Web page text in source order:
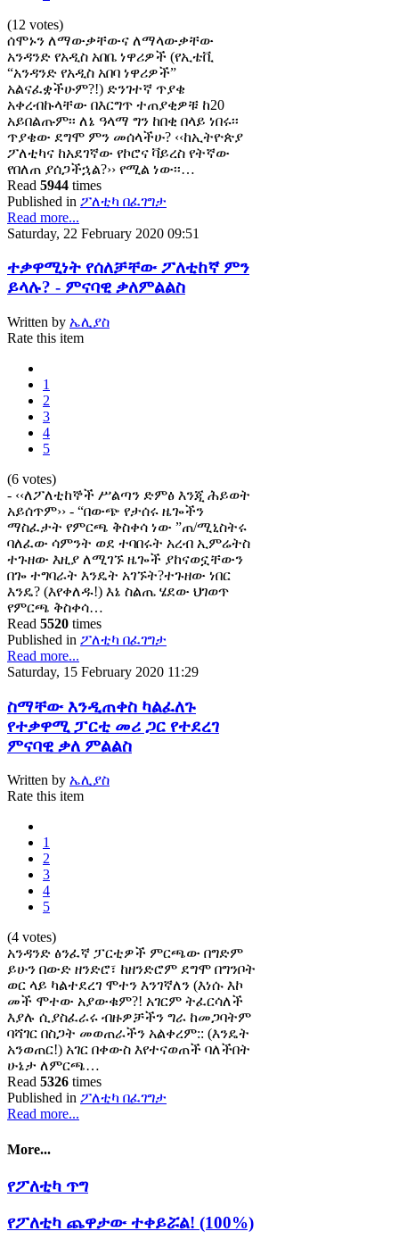
(12 votes)
ሰሞኑን ለማውቃቸውና ለማላውቃቸው
አንዳንድ የአዲስ አበቤ ነዋሪዎች (የኢቴቪ
“አንዳንድ የአዲስ አበባ ነዋሪዎች”
አልናፈቋችሁም?!) ድንገተኛ ጥያቄ
አቀረብኩላቸው በእርግጥ ተጠያቂዎቹ ከ20
አይበልጡም፡፡ ለኔ ዓላማ ግን ከበቂ በላይ ነበሩ፡፡
ጥያቄው ደግሞ ምን መሰላችሁ? ‹‹ከኢትዮጵያ
ፖለቲካና ከአደገኛው የኮሮና ቫይረስ የትኛው
የበለጠ ያሰጋችኋል?›› የሚል ነው፡፡…
Read 5944 times
Published in ፖለቲካ በፈገግታ
Read more...
Saturday, 22 February 2020 09:51
ተቃዋሚነት የሰለቻቸው ፖለቲከኛ ምን
ይላሉ? - ምናባዊ ቃለምልልስ
Written by ኤሊያስ
Rate this item
1
2
3
4
5
(6 votes)
- ‹‹ለፖለቲከኞች ሥልጣን ድምፅ እንጂ ሕይወት
አይሰጥም›› - “በውጭ የታሰሩ ዜጐችን
ማስፈታት የምርጫ ቅስቀሳ ነው ”ጠ/ሚኒስትሩ
ባለፈው ሳምንት ወደ ተባበሩት አረብ ኢምሬትስ
ተጉዘው እዚያ ለሚገኙ ዜጐች ያከናወኗቸውን
በጐ ተግባራት እንዴት አገኙት?ተጉዘው ነበር
እንዴ? (እየቀለዱ!) እኔ ስልጤ ሄደው ህገወጥ
የምርጫ ቅስቀሳ…
Read 5520 times
Published in ፖለቲካ በፈገግታ
Read more...
Saturday, 15 February 2020 11:29
ስማቸው እንዲጠቀስ ካልፈለጉ
የተቃዋሚ ፓርቲ መሪ ጋር የተደረገ
ምናባዊ ቃለ ምልልስ
Written by ኤሊያስ
Rate this item
1
2
3
4
5
(4 votes)
አንዳንድ ፅንፈኛ ፓርቲዎች ምርጫው በግድም
ይሁን በውድ ዘንድሮ፣ ከዘንድሮም ደግሞ በግንቦት
ወር ላይ ካልተደረገ ሞተን እንገኛለን (እነሱ እኮ
መች ሞተው አያውቁም?! አገርም ትፈርሳለች
እያሉ ሲያስፈራሩ ብዙዎቻችን ግራ ከመጋባትም
ባሻገር በስጋት መወጠራችን አልቀረም:: (እንዴት
አንወጠር!) አገር በቀውስ እየተናወጠች ባለችበት
ሁኔታ ለምርጫ…
Read 5326 times
Published in ፖለቲካ በፈገግታ
Read more...
More...
የፖለቲካ ጥግ
የፖለቲካ ጨዋታው ተቀይሯል! (100%)